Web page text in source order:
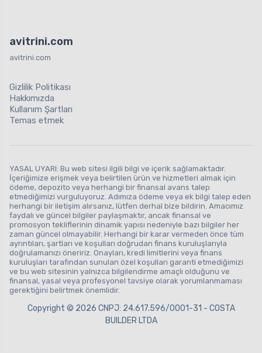
avitrini.com
avitrini.com
Gizlilik Politikası
Hakkımızda
Kullanım Şartları
Temas etmek
YASAL UYARI: Bu web sitesi ilgili bilgi ve içerik sağlamaktadır.
İçeriğimize erişmek veya belirtilen ürün ve hizmetleri almak için
ödeme, depozito veya herhangi bir finansal avans talep
etmediğimizi vurguluyoruz. Adımıza ödeme veya ek bilgi talep eden
herhangi bir iletişim alırsanız, lütfen derhal bize bildirin. Amacımız
faydalı ve güncel bilgiler paylaşmaktır, ancak finansal ve
promosyon tekliflerinin dinamik yapısı nedeniyle bazı bilgiler her
zaman güncel olmayabilir. Herhangi bir karar vermeden önce tüm
ayrıntıları, şartları ve koşulları doğrudan finans kuruluşlarıyla
doğrulamanızı öneririz. Onayları, kredi limitlerini veya finans
kuruluşları tarafından sunulan özel koşulları garanti etmediğimizi
ve bu web sitesinin yalnızca bilgilendirme amaçlı olduğunu ve
finansal, yasal veya profesyonel tavsiye olarak yorumlanmaması
gerektiğini belirtmek önemlidir.
Copyright © 2026 CNPJ: 24.617.596/0001-31 - COSTA
BUILDER LTDA